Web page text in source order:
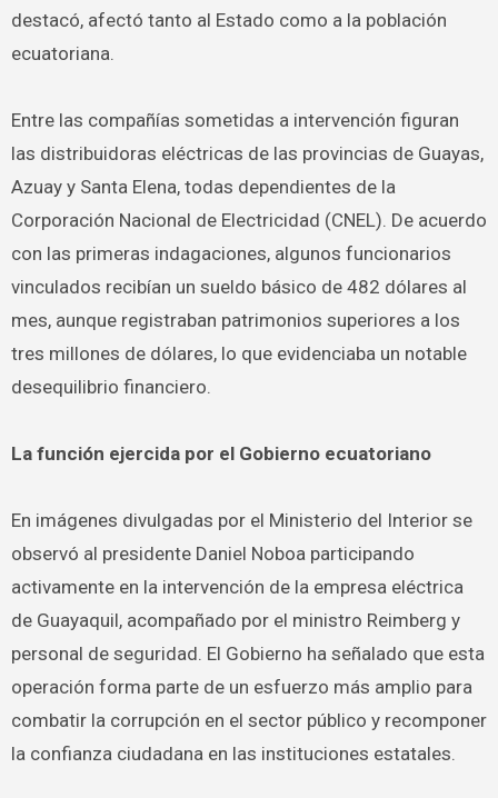
destacó, afectó tanto al Estado como a la población
ecuatoriana.
Entre las compañías sometidas a intervención figuran
las distribuidoras eléctricas de las provincias de Guayas,
Azuay y Santa Elena, todas dependientes de la
Corporación Nacional de Electricidad (CNEL). De acuerdo
con las primeras indagaciones, algunos funcionarios
vinculados recibían un sueldo básico de 482 dólares al
mes, aunque registraban patrimonios superiores a los
tres millones de dólares, lo que evidenciaba un notable
desequilibrio financiero.
La función ejercida por el Gobierno ecuatoriano
En imágenes divulgadas por el Ministerio del Interior se
observó al presidente Daniel Noboa participando
activamente en la intervención de la empresa eléctrica
de Guayaquil, acompañado por el ministro Reimberg y
personal de seguridad. El Gobierno ha señalado que esta
operación forma parte de un esfuerzo más amplio para
combatir la corrupción en el sector público y recomponer
la confianza ciudadana en las instituciones estatales.